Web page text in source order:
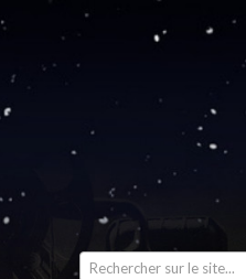
Rechercher sur le site...